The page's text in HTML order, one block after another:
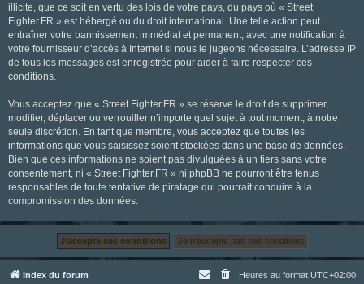
illicite, que ce soit en vertu des lois de votre pays, du pays où « Street
Fighter.FR » est hébergé ou du droit international. Une telle action peut
entraîner votre bannissement immédiat et permanent, avec une notification à
votre fournisseur d’accès à Internet si nous le jugeons nécessaire. L’adresse IP
de tous les messages est enregistrée pour aider à faire respecter ces
conditions.
Vous acceptez que « Street Fighter.FR » se réserve le droit de supprimer,
modifier, déplacer ou verrouiller n’importe quel sujet à tout moment, à notre
seule discrétion. En tant que membre, vous acceptez que toutes les
informations que vous saisissez soient stockées dans une base de données.
Bien que ces informations ne soient pas divulguées à un tiers sans votre
consentement, ni « Street Fighter.FR » ni phpBB ne pourront être tenus
responsables de toute tentative de piratage qui pourrait conduire à la
compromission des données.
Index du forum Heures au format UTC+02:00